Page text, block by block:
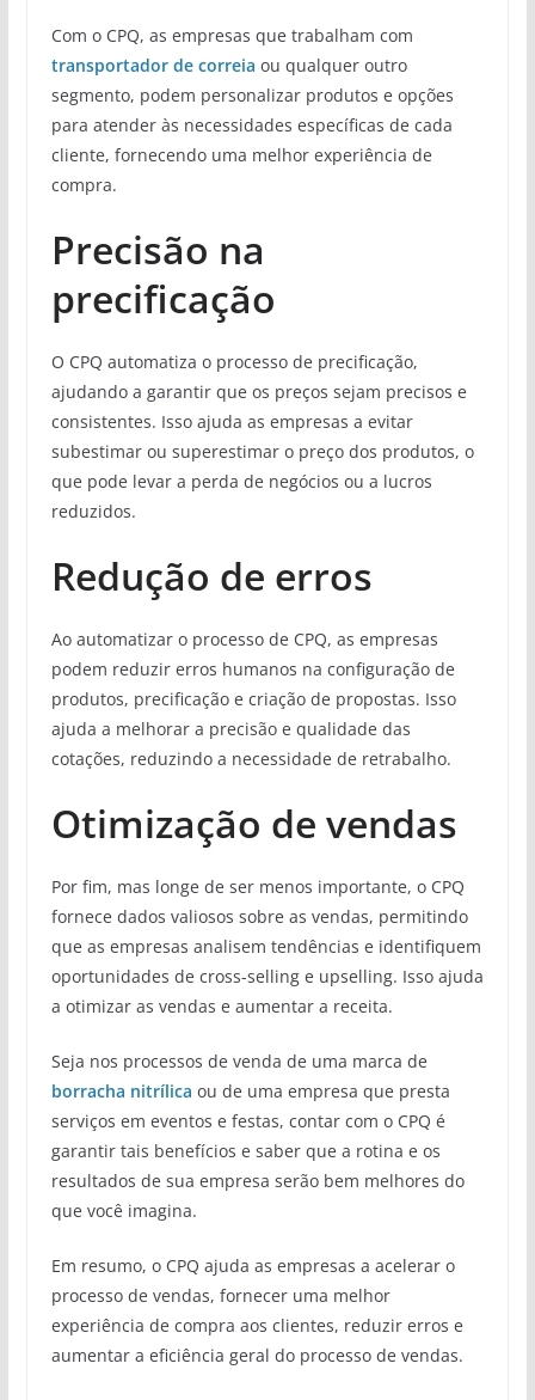
Com o CPQ, as empresas que trabalham com
transportador de correia ou qualquer outro
segmento, podem personalizar produtos e opções
para atender às necessidades específicas de cada
cliente, fornecendo uma melhor experiência de
compra.
Precisão na
precificação
O CPQ automatiza o processo de precificação,
ajudando a garantir que os preços sejam precisos e
consistentes. Isso ajuda as empresas a evitar
subestimar ou superestimar o preço dos produtos, o
que pode levar a perda de negócios ou a lucros
reduzidos.
Redução de erros
Ao automatizar o processo de CPQ, as empresas
podem reduzir erros humanos na configuração de
produtos, precificação e criação de propostas. Isso
ajuda a melhorar a precisão e qualidade das
cotações, reduzindo a necessidade de retrabalho.
Otimização de vendas
Por fim, mas longe de ser menos importante, o CPQ
fornece dados valiosos sobre as vendas, permitindo
que as empresas analisem tendências e identifiquem
oportunidades de cross-selling e upselling. Isso ajuda
a otimizar as vendas e aumentar a receita.
Seja nos processos de venda de uma marca de
borracha nitrílica ou de uma empresa que presta
serviços em eventos e festas, contar com o CPQ é
garantir tais benefícios e saber que a rotina e os
resultados de sua empresa serão bem melhores do
que você imagina.
Em resumo, o CPQ ajuda as empresas a acelerar o
processo de vendas, fornecer uma melhor
experiência de compra aos clientes, reduzir erros e
aumentar a eficiência geral do processo de vendas.